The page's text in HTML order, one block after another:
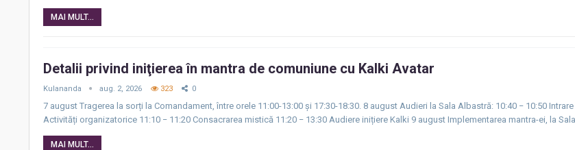
MAI MULT...
Detalii privind iniţierea în mantra de comuniune cu Kalki Avatar
Kulananda aug. 2, 2026 323 0
7 august Tragerea la sorți la Comandament, între orele 11:00-13:00 și 17:30-18:30. 8 august Audieri la Sala Albastră: 10:40 − 10:50 Intrare
Activități organizatorice 11:10 − 11:20 Consacrarea mistică 11:20 − 13:30 Audiere inițiere Kalki 9 august Implementarea mantra-ei, la Sala
MAI MULT...